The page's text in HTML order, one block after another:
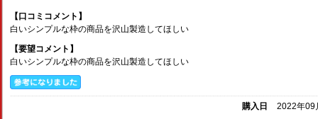
【口コミコメント】
白いシンプルな枠の商品を沢山製造してほしい
【要望コメント】
白いシンプルな枠の商品を沢山製造してほしい
購入日 2022年09